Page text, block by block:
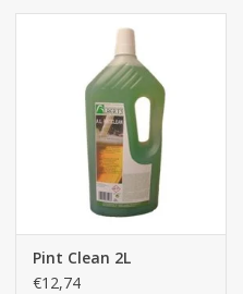
Pint Clean 2L
€12,74